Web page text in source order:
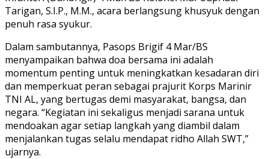
Tarigan, S.I.P., M.M., acara berlangsung khusyuk dengan
penuh rasa syukur.
Dalam sambutannya, Pasops Brigif 4 Mar/BS
menyampaikan bahwa doa bersama ini adalah
momentum penting untuk meningkatkan kesadaran diri
dan memperkuat peran sebagai prajurit Korps Marinir
TNI AL, yang bertugas demi masyarakat, bangsa, dan
negara. “Kegiatan ini sekaligus menjadi sarana untuk
mendoakan agar setiap langkah yang diambil dalam
menjalankan tugas selalu mendapat ridho Allah SWT,”
ujarnya.